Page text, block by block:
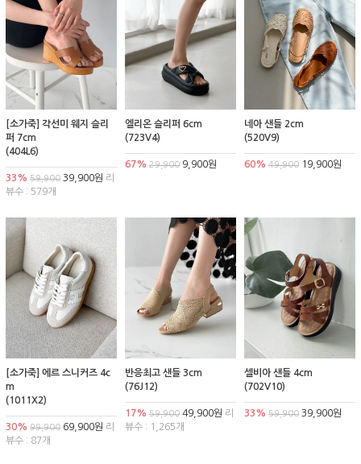
[소가죽] 각선미 웨지 슬리
퍼 7cm
(404L6)
33% 59,900 39,900원 리
뷰수 : 579개
엘리온 슬리퍼 6cm
(723V4)
67% 29,9009,900원
네아 샌들 2cm
(520V9)
60% 49,90019,900원
[소가죽] 에르 스니커즈 4c
m
(1011X2)
30% 99,900 69,900원 리
뷰수 : 87개
반응최고 샌들 3cm
(76J12)
17% 59,90049,900원 리
뷰수 : 1,265개
셀비아 샌들 4cm
(702V10)
33% 59,90039,900원